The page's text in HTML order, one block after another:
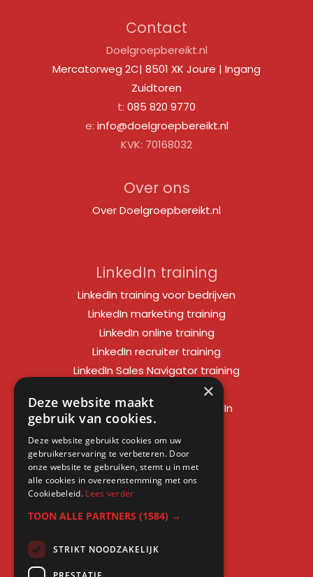
Contact
Doelgroepbereikt.nl
Mercatorweg 2C| 8501 XK Joure | Ingang
Zuidtoren
t: 085 820 9770
e: info@doelgroepbereikt.nl
KVK: 70168032
Over ons
Over Doelgroepbereikt.nl
LinkedIn training
LinkedIn training voor bedrijven
LinkedIn marketing training
LinkedIn online training
LinkedIn recruiter training
LinkedIn Sales Navigator training
LinkedIn sales training
Social media training LinkedIn
LinkedIn expert training
LinkedIn workshop
LinkedIn cursus
Cursus LinkedIn zakelijk
×
Deze website maakt
gebruik van cookies.
Deze website gebruikt cookies om uw
gebruikerservaring te verbeteren. Door
onze website te gebruiken, stemt u in met
alle cookies in overeenstemming met ons
Cookiebeleid. Lees verder
TOON ALLE PARTNERS (1584) →
STRIKT NOODZAKELIJK